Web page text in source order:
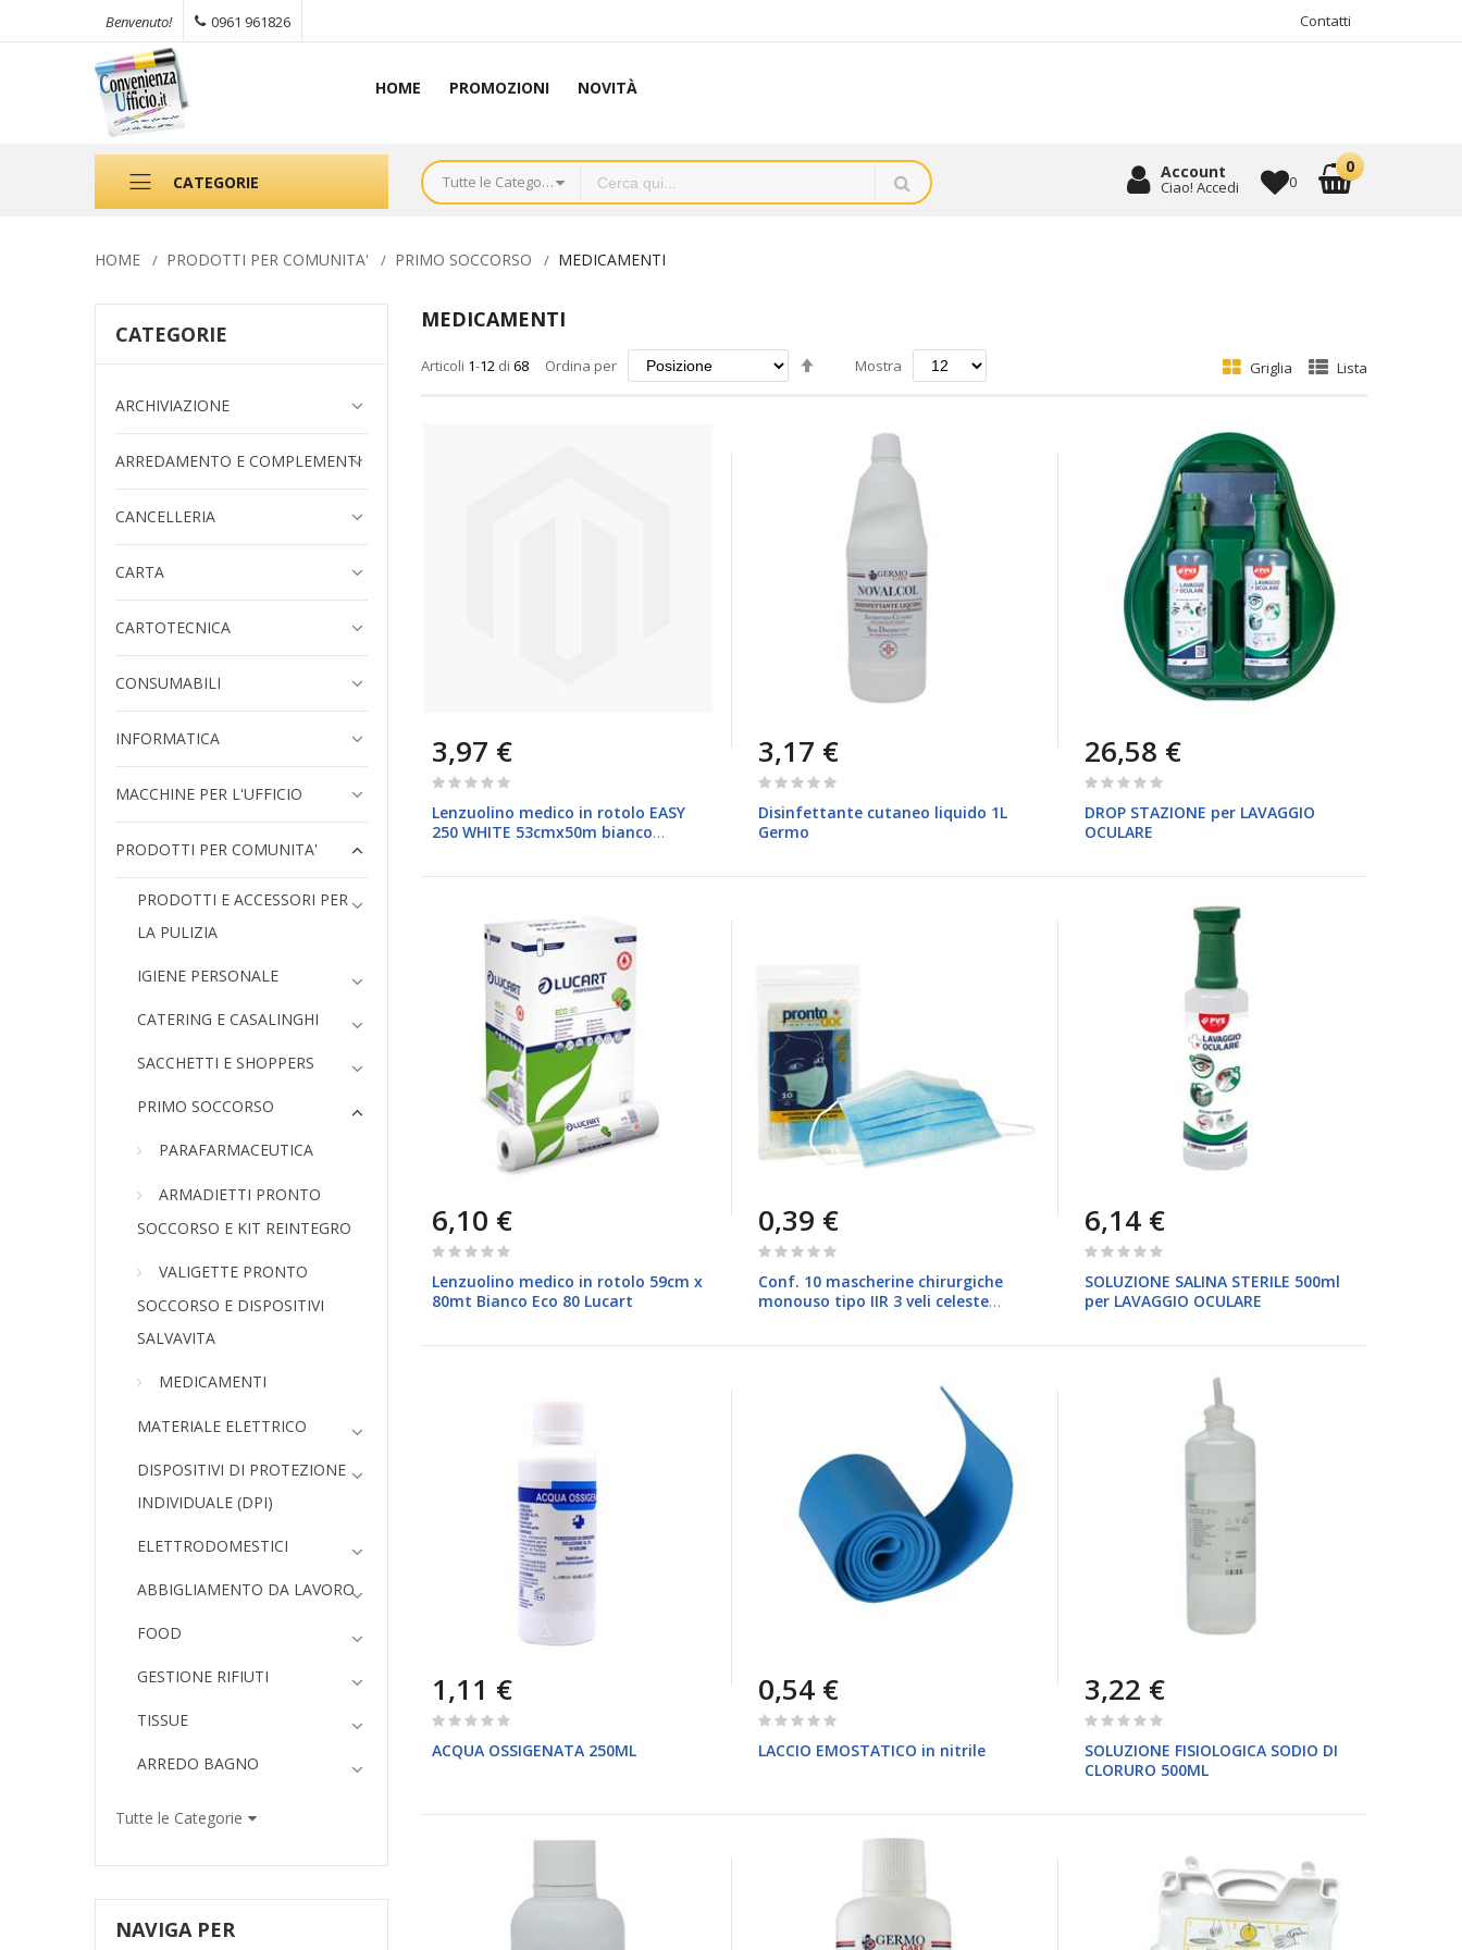
Benvenuto! 0961 961826 Contatti
HOME PROMOZIONI NOVITÀ
CATEGORIE Tutte le Categorie Account
Ciao! Accedi 0
HOME PRODOTTI PER COMUNITA' PRIMO SOCCORSO MEDICAMENTI
MEDICAMENTI
Articoli 1-12 di 68 Ordina per
ImpostaMostra Griglia Lista
3,97 €
Rating:
Lenzuolino medico in rotolo EASY
250 WHITE 53cmx50m bianco
3,17 €
Rating:
Disinfettante cutaneo liquido 1L
Germo
26,58 €
Rating:
DROP STAZIONE per LAVAGGIO
OCULARE
6,10 €
Rating:
Lenzuolino medico in rotolo 59cm x
80mt Bianco Eco 80 Lucart
0,39 €
Rating:
Conf. 10 mascherine chirurgiche
monouso tipo IIR 3 veli celeste
6,14 €
Rating:
SOLUZIONE SALINA STERILE 500ml
per LAVAGGIO OCULARE
1,11 €
Rating:
ACQUA OSSIGENATA 250ML
0,54 €
Rating:
LACCIO EMOSTATICO in nitrile
3,22 €
Rating:
SOLUZIONE FISIOLOGICA SODIO DI
CLORURO 500ML
CATEGORIE
ARCHIVIAZIONE
ARREDAMENTO E COMPLEMENTI
CANCELLERIA
CARTA
CARTOTECNICA
CONSUMABILI
INFORMATICA
MACCHINE PER L'UFFICIO
PRODOTTI PER COMUNITA'
PRODOTTI E ACCESSORI PER
LA PULIZIA
IGIENE PERSONALE
CATERING E CASALINGHI
SACCHETTI E SHOPPERS
PRIMO SOCCORSO
PARAFARMACEUTICA
ARMADIETTI PRONTO
SOCCORSO E KIT REINTEGRO
VALIGETTE PRONTO
SOCCORSO E DISPOSITIVI
SALVAVITA
MEDICAMENTI
MATERIALE ELETTRICO
DISPOSITIVI DI PROTEZIONE
INDIVIDUALE (DPI)
ELETTRODOMESTICI
ABBIGLIAMENTO DA LAVORO
FOOD
GESTIONE RIFIUTI
TISSUE
ARREDO BAGNO
Tutte le Categorie
NAVIGA PER